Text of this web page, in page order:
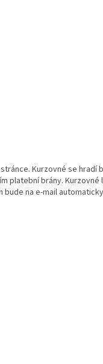
Kurzovné se hradí
platební brány.
na e-mail